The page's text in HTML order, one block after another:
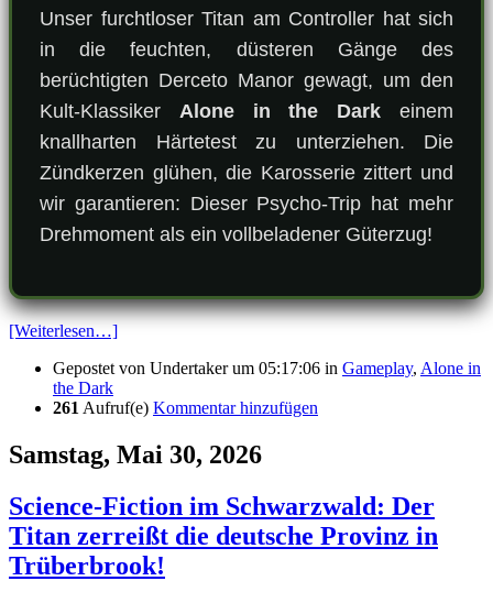
Unser furchtloser Titan am Controller hat sich
in die feuchten, düsteren Gänge des
berüchtigten Derceto Manor gewagt, um den
Kult-Klassiker Alone in the Dark einem
knallharten Härtetest zu unterziehen. Die
Zündkerzen glühen, die Karosserie zittert und
wir garantieren: Dieser Psycho-Trip hat mehr
Drehmoment als ein vollbeladener Güterzug!
[Weiterlesen…]
Gepostet von Undertakerum 05:17:06 in Gameplay, Alone in
the Dark
261 Aufruf(e) Kommentar hinzufügen
Samstag, Mai 30, 2026
Science-Fiction im Schwarzwald: Der
Titan zerreißt die deutsche Provinz in
Trüberbrook!